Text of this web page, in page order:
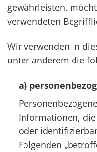
gewährleisten,
verwendeten
Wir verwenden in
unter anderem die
a)
Informationen,
oder
Folgenden